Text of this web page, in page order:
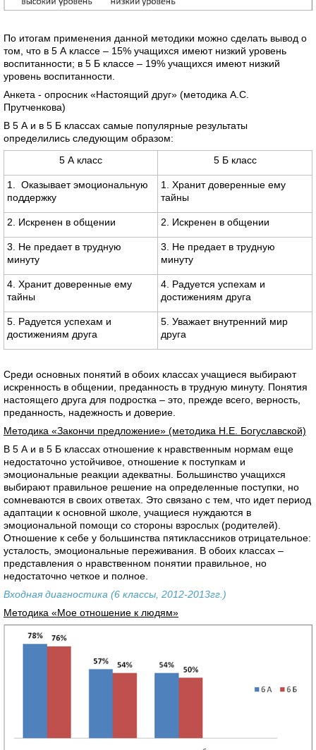
По итогам применения данной методики можно сделать вывод о
том, что в 5 А классе – 15% учащихся имеют низкий уровень
воспитанности; в 5 Б классе – 19% учащихся имеют низкий
уровень воспитанности.
Анкета - опросник «Настоящий друг» (методика А.С.
Прутченкова)
В 5 А и в 5 Б классах самые популярные результаты
определились следующим образом:
5 А класс
5 Б класс
1. Оказывает эмоциональную
поддержку
1. Хранит доверенные ему
тайны
2. Искренен в общении 2. Искренен в общении
3. Не предает в трудную
минуту
3. Не предает в трудную
минуту
4. Хранит доверенные ему
тайны
4. Радуется успехам и
достижениям друга
5. Радуется успехам и
достижениям друга
5. Уважает внутренний мир
друга
Среди основных понятий в обоих классах учащиеся выбирают
искренность в общении, преданность в трудную минуту. Понятия
настоящего друга для подростка – это, прежде всего, верность,
преданность, надежность и доверие.
Методика «Закончи предложение» (методика Н.Е. Богуславской)
В 5 А и в 5 Б классах отношение к нравственным нормам еще
недостаточно устойчивое, отношение к поступкам и
эмоциональные реакции адекватны. Большинство учащихся
выбирают правильное решение на определенные поступки, но
сомневаются в своих ответах. Это связано с тем, что идет период
адаптации к основной школе, учащиеся нуждаются в
эмоциональной помощи со стороны взрослых (родителей).
Отношение к себе у большинства пятиклассников отрицательное:
усталость, эмоциональные переживания. В обоих классах –
представления о нравственном понятии правильное, но
недостаточно четкое и полное.
Входная диагностика (6 классы, 2012-2013гг.)
Методика «Мое отношение к людям»